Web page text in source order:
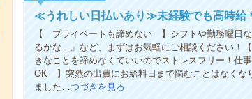
≪うれしい日払いあり≫未経験でも高時給
【 プライベートも諦めない 】シフトや勤務曜日
るかな…」など、まずはお気軽にご相談ください
きなことを諦めなくていいのでストレスフリー！
OK 】突然の出費にお給料日まで悩むことはなくな
ました…つづきを見る